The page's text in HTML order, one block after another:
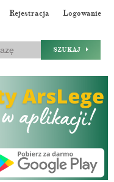
Rejestracja Logowanie
SZUKAJ